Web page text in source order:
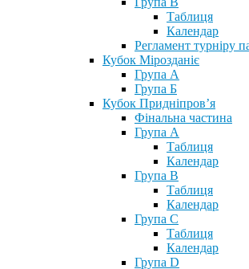
Таблиця
Календар
Регламент турніру
Кубок Мірозданіє
Група А
Група Б
Кубок Придніпров’я
Фінальна частина
Група А
Таблиця
Календар
Група В
Таблиця
Календар
Група С
Таблиця
Календар
Група D